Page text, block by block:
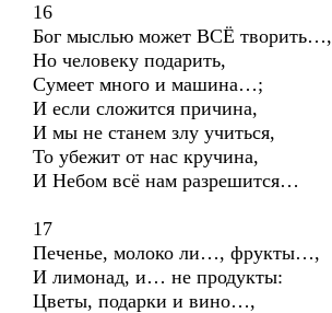
16
Бог мыслью может ВСЁ творить…,
Но человеку подарить,
Сумеет много и машина…;
И если сложится причина,
И мы не станем злу учиться,
То убежит от нас кручина,
И Небом всё нам разрешится…
17
Печенье, молоко ли…, фрукты…,
И лимонад, и… не продукты:
Цветы, подарки и вино…,